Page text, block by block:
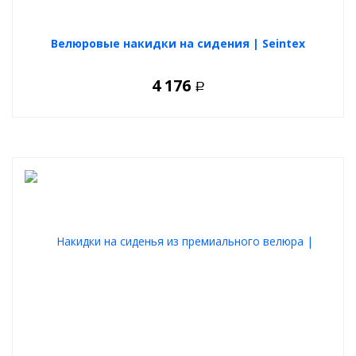
Велюровые накидки на сидения | Seintex
4 176 Р